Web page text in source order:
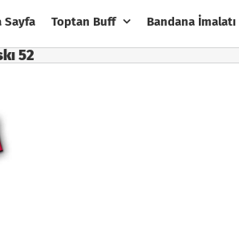
Sayfa Toptan Buff Bandana İmalatı
52